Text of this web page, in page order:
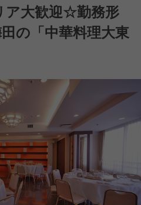
大歓迎☆勤務形
の「中華料理大東